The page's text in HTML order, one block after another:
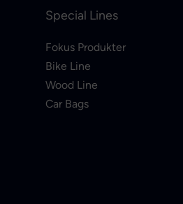
Special Lines
Fokus Produkter
Bike Line
Wood Line
Car Bags